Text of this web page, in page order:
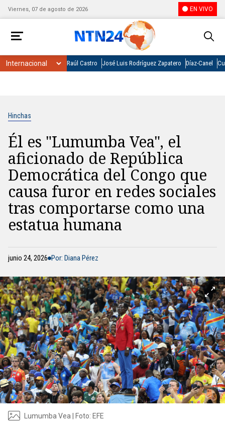
Viernes, 07 de agosto de 2026 EN VIVO
Raúl Castro José Luis Rodríguez Zapatero Díaz-Canel
Hinchas
Él es "Lumumba Vea", el
aficionado de República
Democrática del Congo que
causa furor en redes sociales
tras comportarse como una
estatua humana
junio 24, 2026 Por: Diana Pérez
Lumumba Vea | Foto: EFE